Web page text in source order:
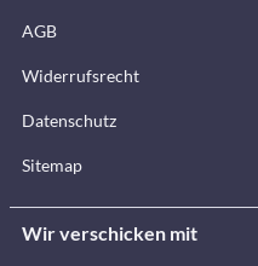
AGB
Widerrufsrecht
Datenschutz
Sitemap
Wir verschicken mit